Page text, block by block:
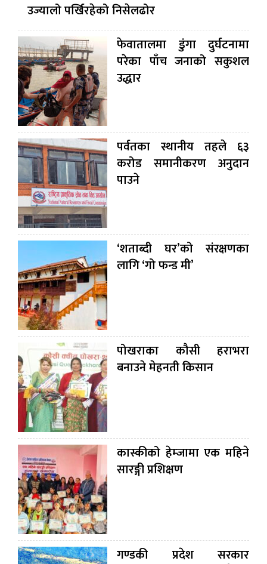
उज्यालो पर्खिरहेको निसेलढोर
फेवातालमा डुंगा दुर्घटनामा
परेका पाँच जनाको सकुशल
उद्धार
पर्वतका स्थानीय तहले ६३
करोड समानीकरण अनुदान
पाउने
‘शताब्दी घर’को संरक्षणका
लागि ‘गो फन्ड मी’
पोखराका कौसी हराभरा
बनाउने मेहनती किसान
कास्कीको हेम्जामा एक महिने
सारङ्गी प्रशिक्षण
गण्डकी प्रदेश सरकार